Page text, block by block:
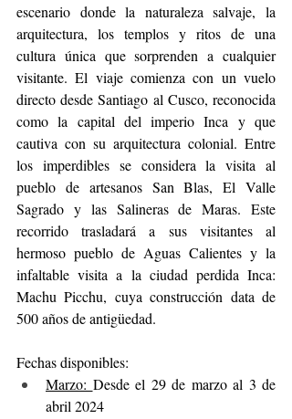
escenario donde la naturaleza salvaje, la
arquitectura, los templos y ritos de una
cultura única que sorprenden a cualquier
visitante. El viaje comienza con un vuelo
directo desde Santiago al Cusco, reconocida
como la capital del imperio Inca y que
cautiva con su arquitectura colonial. Entre
los imperdibles se considera la visita al
pueblo de artesanos San Blas, El Valle
Sagrado y las Salineras de Maras. Este
recorrido trasladará a sus visitantes al
hermoso pueblo de Aguas Calientes y la
infaltable visita a la ciudad perdida Inca:
Machu Picchu, cuya construcción data de
500 años de antigüedad.
Fechas disponibles:
Marzo: Desde el 29 de marzo al 3 de
abril 2024